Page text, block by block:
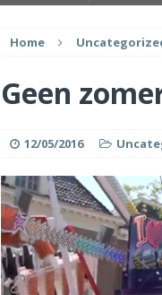
Home
Geen
12/05/2016